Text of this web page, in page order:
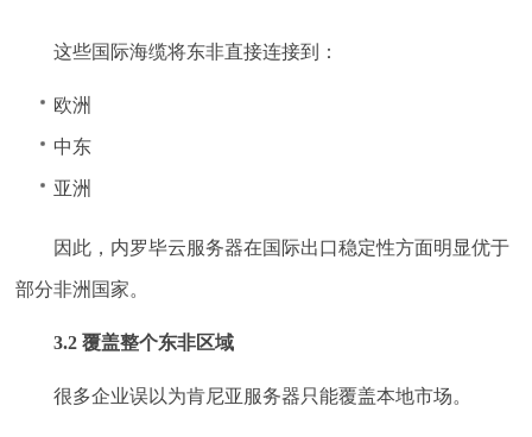
这些国际海缆将东非直接连接到：
欧洲
中东
亚洲
因此，内罗毕云服务器在国际出口稳定性方面明显优于
部分非洲国家。
3.2 覆盖整个东非区域
很多企业误以为肯尼亚服务器只能覆盖本地市场。